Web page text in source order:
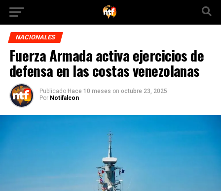
NACIONALES
Fuerza Armada activa ejercicios de
defensa en las costas venezolanas
Publicado Hace 10 meses on octubre 23, 2025
Por Notifalcon